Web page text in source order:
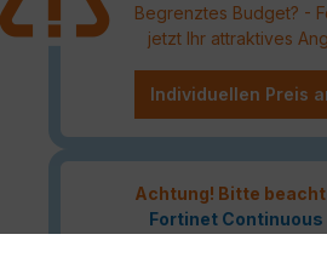
Begrenztes Budget? -
jetzt Ihr attraktives
Individuellen Preis
Achtung! Bitte
Fortinet Continuous